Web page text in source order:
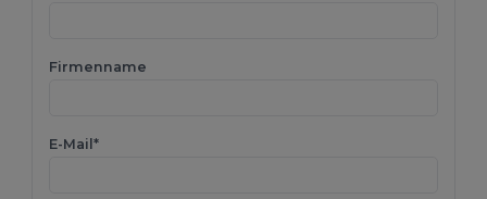
Firmenname
E-Mail*